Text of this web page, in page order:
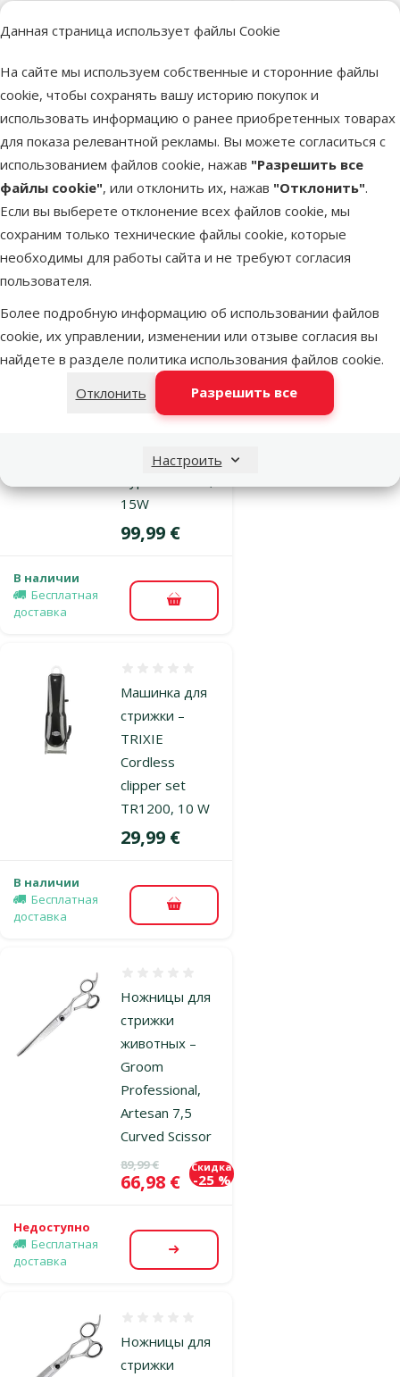
Данная страница использует файлы Cookie
На сайте мы используем собственные и сторонние файлы
cookie, чтобы сохранять вашу историю покупок и
использовать информацию о ранее приобретенных товарах
для показа релевантной рекламы. Вы можете согласиться с
использованием файлов cookie, нажав "Разрешить все
файлы cookie", или отклонить их, нажав "Отклонить".
Если вы выберете отклонение всех файлов cookie, мы
сохраним только технические файлы cookie, которые
необходимы для работы сайта и не требуют согласия
пользователя.
Более подробную информацию об использовании файлов
cookie, их управлении, изменении или отзыве согласия вы
найдете в разделе политика использования файлов cookie.
Отклонить
Разрешить все
Настроить
Ножницы для
стрижки
животных –
Groom
Professional,
Astrid 7,5,
Curved Scissor
Исходная цена
89,99 €
Цена
66,98 €
Скидка
-25 %
Бесплатная
доставка
Машинка для
стрижки
TRIXIE Andis
15W
Оценка 0%
Цена
99,99 €
В наличии
Бесплатная
доставка
В корзину
Машинка для
стрижки –
TRIXIE
Cordless
clipper set
TR1200, 10 W
Цена
29,99 €
В наличии
Бесплатная
доставка
В корзину
Ножницы для
стрижки
животных –
Groom
Professional,
Artesan 7,5
Curved Scissor
Исходная цена
89,99 €
Цена
66,98 €
Скидка
-25 %
Недоступно
Бесплатная
доставка
Посмотреть
Ножницы для
стрижки